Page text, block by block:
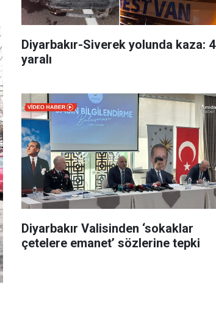
Diyarbakır-Siverek yolunda kaza: 4
yaralı
Diyarbakır Valisinden ‘sokaklar
çetelere emanet’ sözlerine tepki